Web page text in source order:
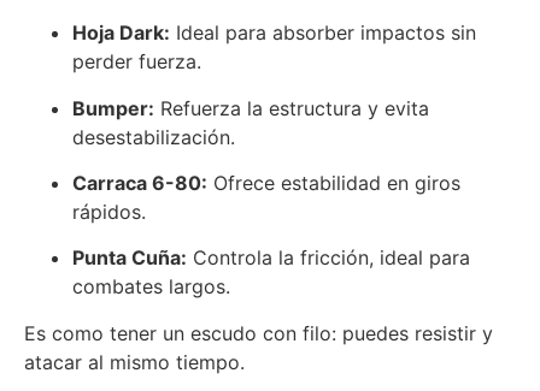
Hoja Dark: Ideal para absorber impactos sin
perder fuerza.
Bumper: Refuerza la estructura y evita
desestabilización.
Carraca 6-80: Ofrece estabilidad en giros
rápidos.
Punta Cuña: Controla la fricción, ideal para
combates largos.
Es como tener un escudo con filo: puedes resistir y
atacar al mismo tiempo.